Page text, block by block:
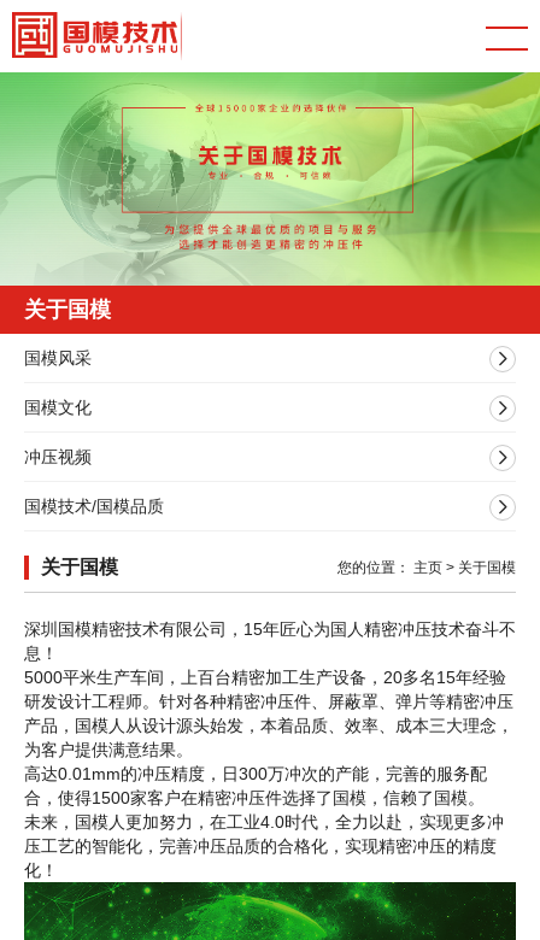
关于国模
国模风采
国模文化
冲压视频
国模技术/国模品质
关于国模 您的位置： 主页 > 关于国模
深圳国模精密技术有限公司，15年匠心为国人精密冲压技术奋斗不
息！
5000平米生产车间，上百台精密加工生产设备，20多名15年经验
研发设计工程师。针对各种精密冲压件、屏蔽罩、弹片等精密冲压
产品，国模人从设计源头始发，本着品质、效率、成本三大理念，
为客户提供满意结果。
高达0.01mm的冲压精度，日300万冲次的产能，完善的服务配
合，使得1500家客户在精密冲压件选择了国模，信赖了国模。
未来，国模人更加努力，在工业4.0时代，全力以赴，实现更多冲
压工艺的智能化，完善冲压品质的合格化，实现精密冲压的精度
化！